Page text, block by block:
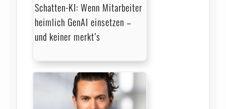
Schatten-KI: Wenn Mitarbeiter
heimlich GenAI einsetzen –
und keiner merkt’s